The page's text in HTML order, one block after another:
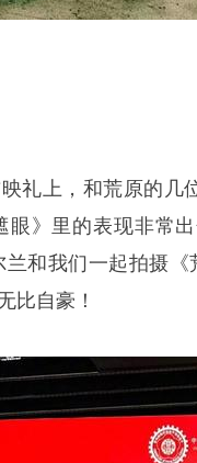
礼上，和荒原的几
眼》里的表现非常
兰和我们一起拍摄
比自豪！